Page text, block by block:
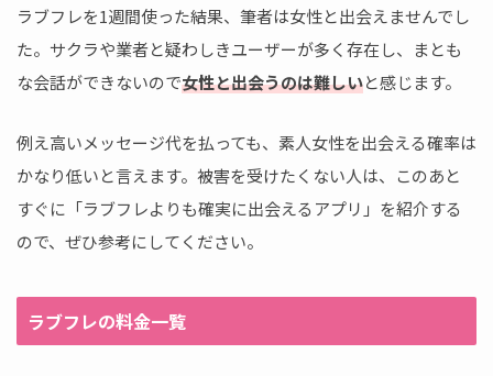
ラブフレを1週間使った結果、筆者は女性と出会えませんでし
た。サクラや業者と疑わしきユーザーが多く存在し、まとも
な会話ができないので女性と出会うのは難しいと感じます。
例え高いメッセージ代を払っても、素人女性を出会える確率は
かなり低いと言えます。被害を受けたくない人は、このあと
すぐに「ラブフレよりも確実に出会えるアプリ」を紹介する
ので、ぜひ参考にしてください。
ラブフレの料金一覧